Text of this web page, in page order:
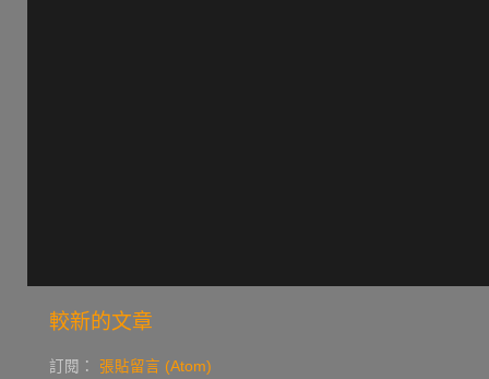
較新的文章
訂閱： 張貼留言 (Atom)